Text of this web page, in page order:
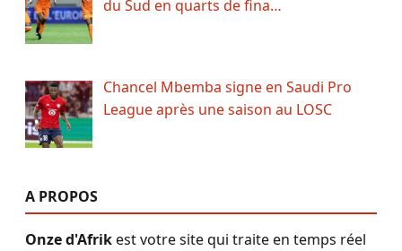
du Sud en quarts de fina…
Chancel Mbemba signe en Saudi Pro
League après une saison au LOSC
A PROPOS
Onze d'Afrikest votre site qui traite en temps réel